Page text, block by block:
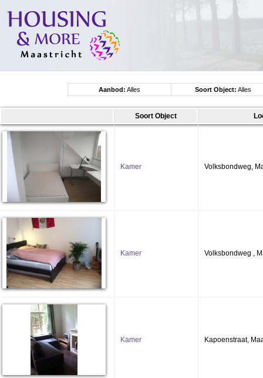
Aanbod: Alles Soort Object: Alles
Soort Object
Kamer Volksbondweg,
Kamer Volksbondweg ,
Kamer Kapoenstraat,